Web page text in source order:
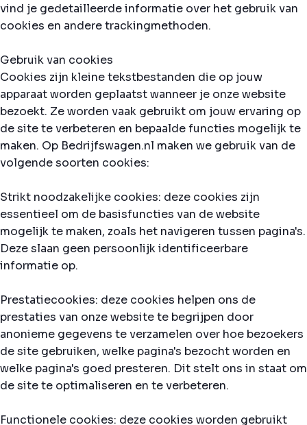
vind je gedetailleerde informatie over het gebruik van
cookies en andere trackingmethoden.
Gebruik van cookies
Cookies zijn kleine tekstbestanden die op jouw
apparaat worden geplaatst wanneer je onze website
bezoekt. Ze worden vaak gebruikt om jouw ervaring op
de site te verbeteren en bepaalde functies mogelijk te
maken. Op Bedrijfswagen.nl maken we gebruik van de
volgende soorten cookies:
Strikt noodzakelijke cookies: deze cookies zijn
essentieel om de basisfuncties van de website
mogelijk te maken, zoals het navigeren tussen pagina's.
Deze slaan geen persoonlijk identificeerbare
informatie op.
Prestatiecookies: deze cookies helpen ons de
prestaties van onze website te begrijpen door
anonieme gegevens te verzamelen over hoe bezoekers
de site gebruiken, welke pagina's bezocht worden en
welke pagina's goed presteren. Dit stelt ons in staat om
de site te optimaliseren en te verbeteren.
Functionele cookies: deze cookies worden gebruikt